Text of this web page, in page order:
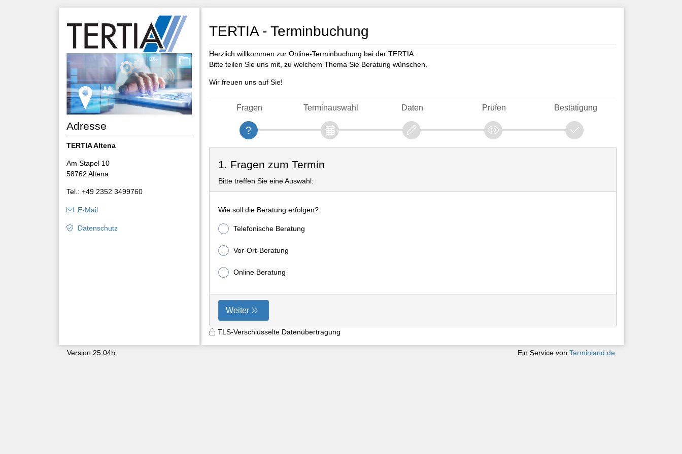
TERTIA - Terminbuchung
Herzlich willkommen zur Online-Terminbuchung bei der TERTIA.
Bitte teilen Sie uns mit, zu welchem Thema Sie Beratung wünschen.
Wir freuen uns auf Sie!
Fragen Terminauswahl Daten Prüfen Bestätigung
1. Fragen zum Termin
Bitte treffen Sie eine Auswahl:
Wie soll die Beratung erfolgen?
Telefonische Beratung
Vor-Ort-Beratung
Online Beratung
Weiter
TLS-Verschlüsselte Datenübertragung
Adresse
TERTIA Altena
Am Stapel 10
58762 Altena
Tel.: +49 2352 3499760
E-Mail
Datenschutz
Version 25.04h Ein Service von Terminland.de